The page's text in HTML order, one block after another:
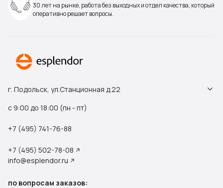
30 лет на рынке, работа без выходных и отдел качества, который
оперативно решает вопросы.
г. Подольск, ул.Станционная д.22
с 9:00 до 18:00 (пн - пт)
+7 (495) 741-76-88
+7 (495) 502-78-08
info@esplendor.ru
по вопросам заказов: